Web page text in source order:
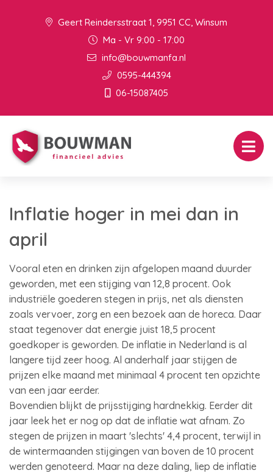
Geert Reindersstraat 1, 9951 CC, Winsum
Ma - Vr 9:00 - 17:00
info@bouwmanfa.nl
0595-444394
06-15087405
Inflatie hoger in mei dan in
april
Vooral eten en drinken zijn afgelopen maand duurder
geworden, met een stijging van 12,8 procent. Ook
industriële goederen stegen in prijs, net als diensten
zoals vervoer, zorg en een bezoek aan de horeca. Daar
staat tegenover dat energie juist 18,5 procent
goedkoper is geworden. De inflatie in Nederland is al
langere tijd zeer hoog. Al anderhalf jaar stijgen de
prijzen elke maand met minimaal 4 procent ten opzichte
van een jaar eerder.
Bovendien blijkt de prijsstijging hardnekkig. Eerder dit
jaar leek het er nog op dat de inflatie wat afnam. Zo
stegen de prijzen in maart 'slechts' 4,4 procent, terwijl in
de wintermaanden stijgingen van boven de 10 procent
werden genoteerd. Maar na deze daling, liep de inflatie